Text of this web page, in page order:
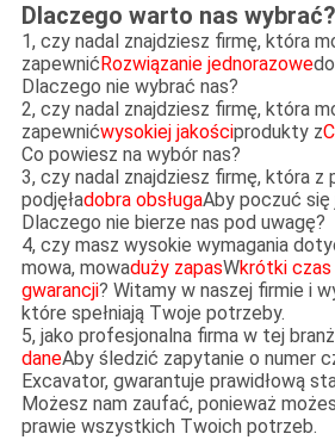
Dlaczego warto nas wybrać?
1, czy nadal znajdziesz firmę, która
zapewnić Rozwiązanie jednorazowe
Dlaczego nie wybrać nas?
2, czy nadal znajdziesz firmę, która
zapewnićwysokiej jakościprodukty z
Co powiesz na wybór nas?
3, czy nadal znajdziesz firmę, która z
podjęładobra obsługaAby poczuć się
Dlaczego nie bierze nas pod uwagę?
4, czy masz wysokie wymagania
mowa, mowaduży zapasWkrótki
gwarancji? Witamy w naszej firmie i
które spełniają Twoje potrzeby.
5, jako profesjonalna firma w tej
daneAby śledzić zapytanie o numer
Excavator, gwarantuje prawidłową
Możesz nam zaufać, ponieważ
prawie wszystkich Twoich potrzeb.